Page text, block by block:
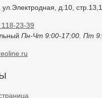
ул.Электродная, д.10,
23-39
Пн-Чт 9:00-17:00. Пт